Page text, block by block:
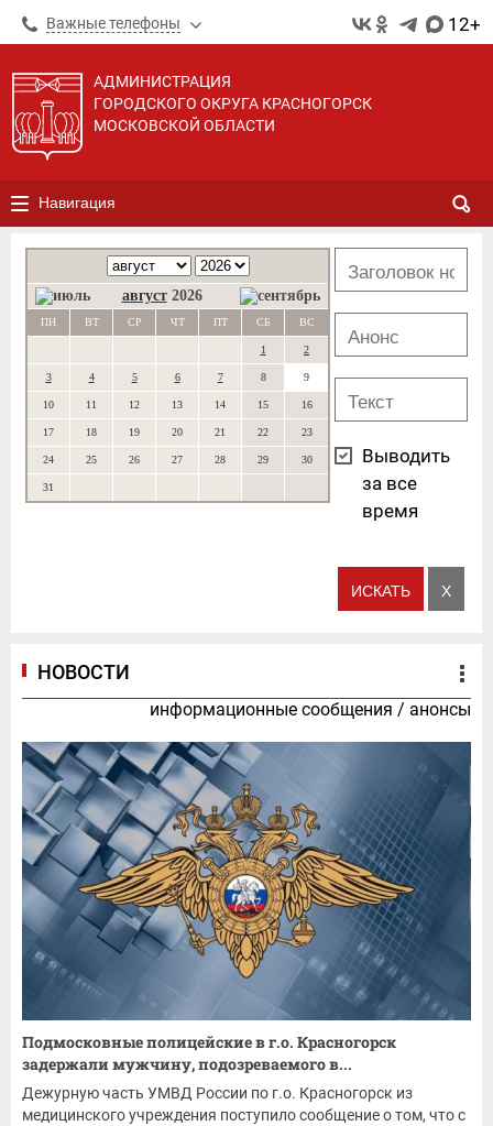
Важные телефоны 12+
АДМИНИСТРАЦИЯ
ГОРОДСКОГО ОКРУГА КРАСНОГОРСК
МОСКОВСКОЙ ОБЛАСТИ
Навигация
август 2026
ПН ВТ СР ЧТ ПТ СБ ВС
1 2
3 4 5 6 7 8 9
10 11 12 13 14 15 16
17 18 19 20 21 22 23
24 25 26 27 28 29 30
31
Выводить
за все
время
НОВОСТИ
информационные сообщения / анонсы
Подмосковные полицейские в г.о. Красногорск
задержали мужчину, подозреваемого в...
Дежурную часть УМВД России по г.о. Красногорск из
медицинского учреждения поступило сообщение о том, что с